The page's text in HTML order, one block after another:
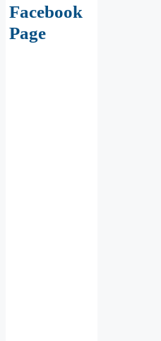
Facebook
Page